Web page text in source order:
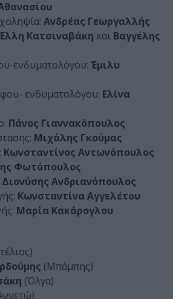
Ανδρέας Γεωργαλλής
Κατσιναβάκη και Βαγγέλης
ενδυματολόγου: Έμιλυ
ενδυματολόγου: Ελίνα
Πάνος Γιαννακόπουλος
Μιχάλης Γκούμας
Κωνσταντίνος Αντωνόπουλος
Φωτόπουλος
Διονύσης Ανδριανόπουλος
Κωνσταντίνα Αγγελέτου
Μαρία Κακάρογλου
(Μπάμπης)
(Όλγα)